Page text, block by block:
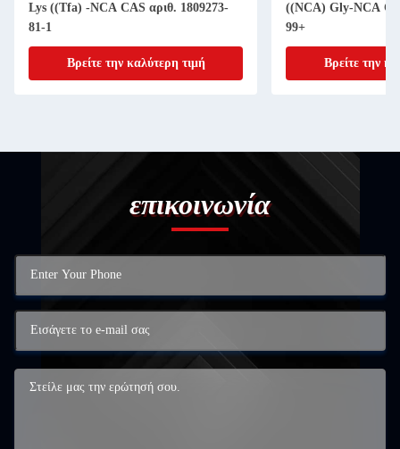
Lys ((Tfa) -NCA CAS αριθ. 1809273-
81-1
Βρείτε την καλύτερη τιμή
((NCA) Gly-NCA
99+
Βρείτε την
επικοινωνία